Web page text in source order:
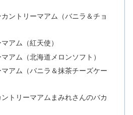
ントリーマアム（バニラ＆チョ
アム（紅天使）
アム（北海道メロンソフト）
アム（バニラ＆抹茶チーズケー
トリーマアムまみれさんのバカ